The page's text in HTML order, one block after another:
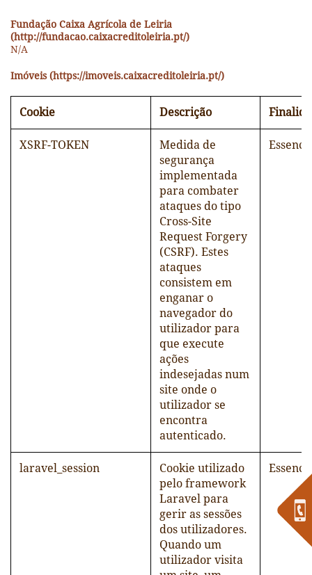
Fundação Caixa Agrícola de Leiria
(http://fundacao.caixacreditoleiria.pt/)
N/A
Imóveis (https://imoveis.caixacreditoleiria.pt/)
Cookie Descrição
XSRF-TOKEN
Medida de
segurança
implementada
para combater
ataques do tipo
Cross-Site
Request Forgery
(CSRF). Estes
ataques
consistem em
enganar o
navegador do
utilizador para
que execute
ações
indesejadas num
site onde o
utilizador se
encontra
autenticado.
laravel_session
Cookie utilizado
pelo framework
Laravel para
gerir as sessões
dos utilizadores.
Quando um
utilizador visita